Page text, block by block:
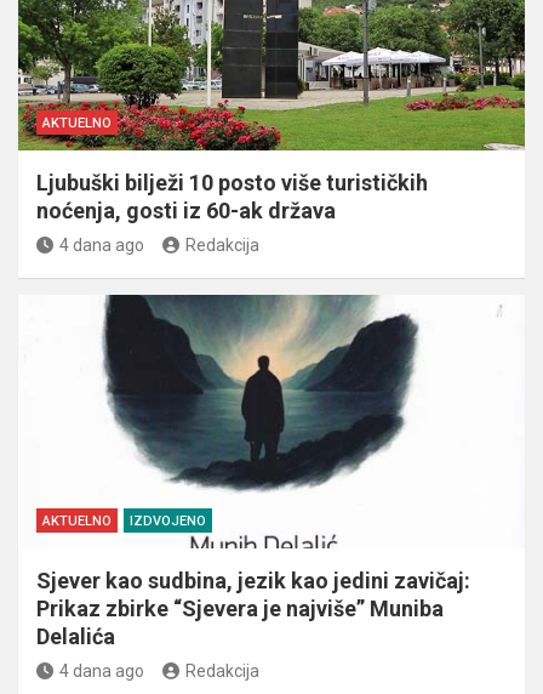
AKTUELNO
Ljubuški bilježi 10 posto više turističkih
noćenja, gosti iz 60-ak država
4 dana ago Redakcija
AKTUELNO IZDVOJENO
Sjever kao sudbina, jezik kao jedini zavičaj:
Prikaz zbirke “Sjevera je najviše” Muniba
Delalića
4 dana ago Redakcija